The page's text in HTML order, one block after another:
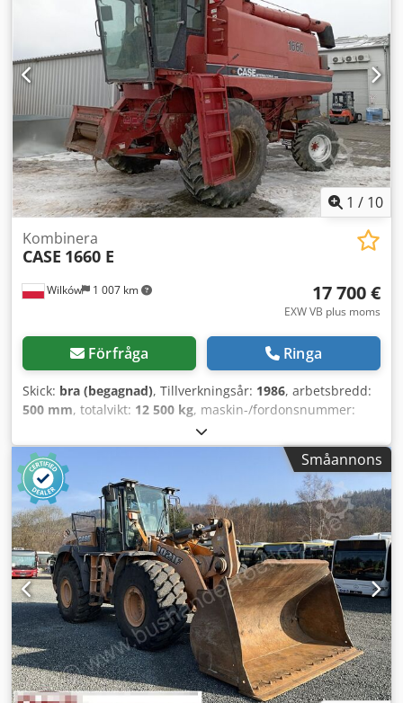
klippaggregat) Snabbfäste OQ80 1 x skopa – 800 mm bred
1 x gripklo – fungerar, men behöver repareras Bandverk ca
70 % i gott skick Markplattor 600 mm breda Chsdpfx Aozp
Rm Reirja Isuzu-motor med 202 kW CE-märkning
Transportmått: 10,8 x 3 x 3,40 m Arbetsvikt: 35,5 ton.
1 / 10
Wilków 1 007 km
Kombinera
CASE 1660 E
17 700 €
EXW VB plus moms
Förfråga Ringa
Skick: bra (begagnad), Tillverkningsår: 1986, arbetsbredd:
500 mm, totalvikt: 12 500 kg, maskin-/fordonsnummer:
, CASE IH 1660 axial flow Märke: Case IH Modell:
1660 Cedpfxjvr Dxpe Airsha Årsmodell: 1987 Drifttimmar: 3
300 h Skärbredd: 5,00 m Utrustning: halmstrimlare,
halmspridare
Småannons